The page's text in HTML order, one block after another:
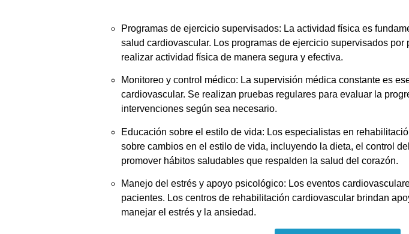
Programas de ejercicio supervisados: La actividad física es
salud cardiovascular. Los programas de ejercicio supervisados
realizar actividad física de manera segura y efectiva.
Monitoreo y control médico: La supervisión médica constante es
cardiovascular. Se realizan pruebas regulares para evaluar la
intervenciones según sea necesario.
Educación sobre el estilo de vida: Los especialistas en
sobre cambios en el estilo de vida, incluyendo la dieta, el control
promover hábitos saludables que respalden la salud del corazón.
Manejo del estrés y apoyo psicológico: Los eventos
pacientes. Los centros de rehabilitación cardiovascular brindan
manejar el estrés y la ansiedad.